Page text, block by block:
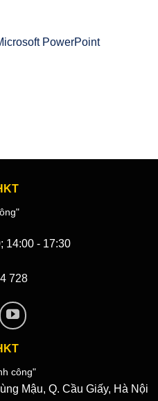
PowerPoint
14:00 - 17:30
728
công"
Mậu, Q. Cầu Giấy, Hà Nội